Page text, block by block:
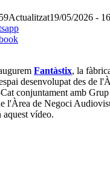
Actualitzat19/05/2026 -
Fantàstix, la
desenvolupat des de
conjuntament amb
l'Àrea de Negoci
aquest vídeo.